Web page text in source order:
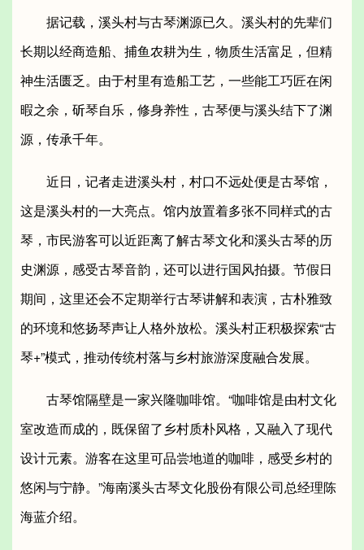
据记载，溪头村与古琴渊源已久。溪头村的先辈们
长期以经商造船、捕鱼农耕为生，物质生活富足，但精
神生活匮乏。由于村里有造船工艺，一些能工巧匠在闲
暇之余，斫琴自乐，修身养性，古琴便与溪头结下了渊
源，传承千年。
近日，记者走进溪头村，村口不远处便是古琴馆，
这是溪头村的一大亮点。馆内放置着多张不同样式的古
琴，市民游客可以近距离了解古琴文化和溪头古琴的历
史渊源，感受古琴音韵，还可以进行国风拍摄。节假日
期间，这里还会不定期举行古琴讲解和表演，古朴雅致
的环境和悠扬琴声让人格外放松。溪头村正积极探索“古
琴+”模式，推动传统村落与乡村旅游深度融合发展。
古琴馆隔壁是一家兴隆咖啡馆。“咖啡馆是由村文化
室改造而成的，既保留了乡村质朴风格，又融入了现代
设计元素。游客在这里可品尝地道的咖啡，感受乡村的
悠闲与宁静。”海南溪头古琴文化股份有限公司总经理陈
海蓝介绍。